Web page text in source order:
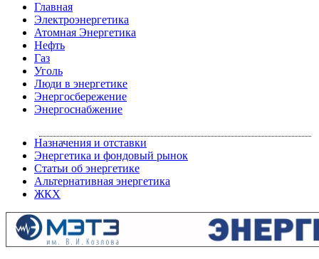
Главная
Электроэнергетика
Атомная Энергетика
Нефть
Газ
Уголь
Люди в энергетике
Энергосбережение
Энергоснабжение
Назначения и отставки
Энергетика и фондовый рынок
Статьи об энергетике
Альтернативная энергетика
ЖКХ